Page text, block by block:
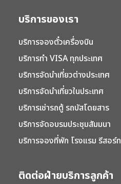
บริการของเรา
บริการจองตั๋วเครื่องบิน
บริการทำ VISA ทุกประเทศ
บริการจัดนำเที่ยวต่างประเทศ
บริการจัดนำเที่ยวในประเทศ
บริการเช่ารถตู้ รถบัสโดยสาร
บริการจัดอบรมประชุมสัมมนา
บริการจองที่พัก โรงแรม รีสอร์ท
ติดต่อฝ่ายบริการลูกค้า